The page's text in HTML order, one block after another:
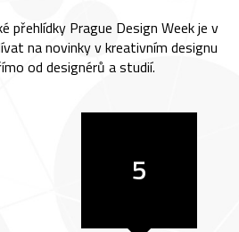
přehlídky Prague Design Week je v
na novinky v kreativním designu
od designérů a studií.
5